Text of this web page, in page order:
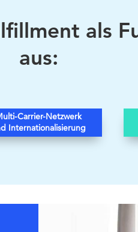
als
aus:
Carrier-Netzwerk
Internationalisierung